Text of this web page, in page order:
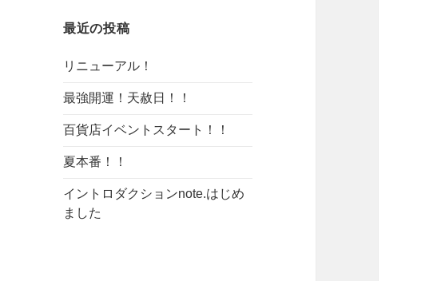
e
b
o
o
k
er
最近の投稿
リニューアル！
最強開運！天赦日！！
百貨店イベントスタート！！
夏本番！！
イントロダクションnote.はじめ
ました